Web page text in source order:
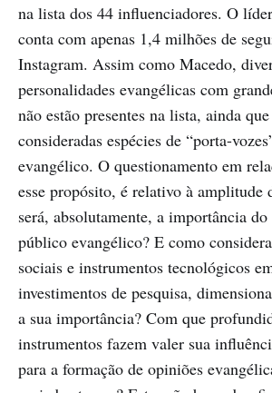
na lista dos 44 influenciadores. O
conta com apenas 1,4 milhões de
Instagram. Assim como Macedo,
personalidades evangélicas com
não estão presentes na lista, ainda
consideradas espécies de “porta-
evangélico. O questionamento em
esse propósito, é relativo à amplitude
será, absolutamente, a importância
público evangélico? E como
sociais e instrumentos tecnológicos
investimentos de pesquisa,
a sua importância? Com que
instrumentos fazem valer sua
para a formação de opiniões